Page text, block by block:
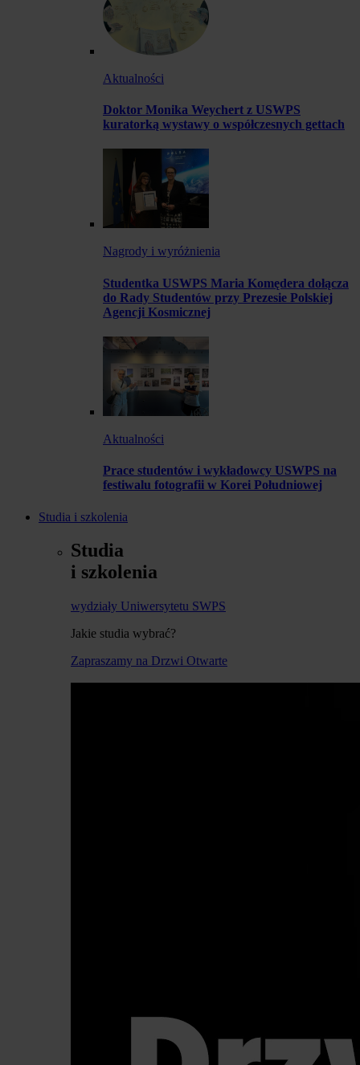
Aktualności
Doktor Monika Weychert z USWPS
kuratorką wystawy o współczesnych gettach
Nagrody i wyróżnienia
Studentka USWPS Maria Komędera dołącza
do Rady Studentów przy Prezesie Polskiej
Agencji Kosmicznej
Aktualności
Prace studentów i wykładowcy USWPS na
festiwalu fotografii w Korei Południowej
Studia i szkolenia
Studia
i szkolenia
wydziały Uniwersytetu SWPS
Jakie studia wybrać?
Zapraszamy na Drzwi Otwarte